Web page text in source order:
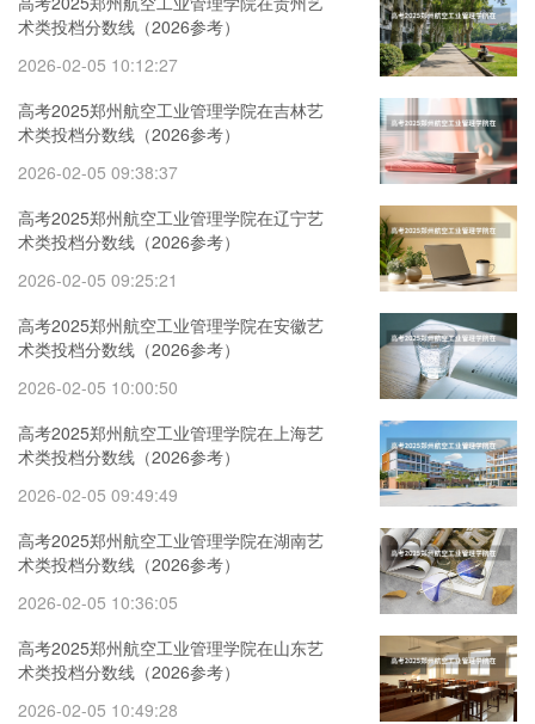
术类投档分数线（2026参考）
2026-02-05 10:12:27
高考2025郑州航空工业管理学院在吉林艺
术类投档分数线（2026参考）
2026-02-05 09:38:37
高考2025郑州航空工业管理学院在辽宁艺
术类投档分数线（2026参考）
2026-02-05 09:25:21
高考2025郑州航空工业管理学院在安徽艺
术类投档分数线（2026参考）
2026-02-05 10:00:50
高考2025郑州航空工业管理学院在上海艺
术类投档分数线（2026参考）
2026-02-05 09:49:49
高考2025郑州航空工业管理学院在湖南艺
术类投档分数线（2026参考）
2026-02-05 10:36:05
高考2025郑州航空工业管理学院在山东艺
术类投档分数线（2026参考）
2026-02-05 10:49:28